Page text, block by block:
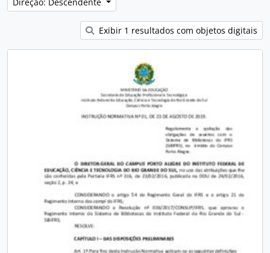
Exibir 1 resultados com objetos digitais